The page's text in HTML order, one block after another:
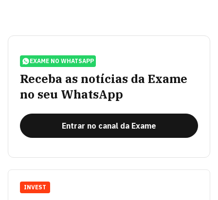
EXAME NO WHATSAPP
Receba as notícias da Exame
no seu WhatsApp
Entrar no canal da Exame
INVEST